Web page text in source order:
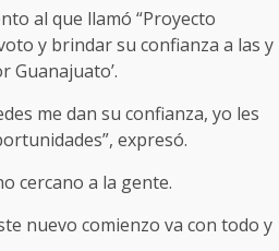
al que llamó “Proyecto
y brindar su confianza a las y
Guanajuato’.
me dan su confianza, yo les
expresó.
cercano a la gente.
nuevo comienzo va con todo y